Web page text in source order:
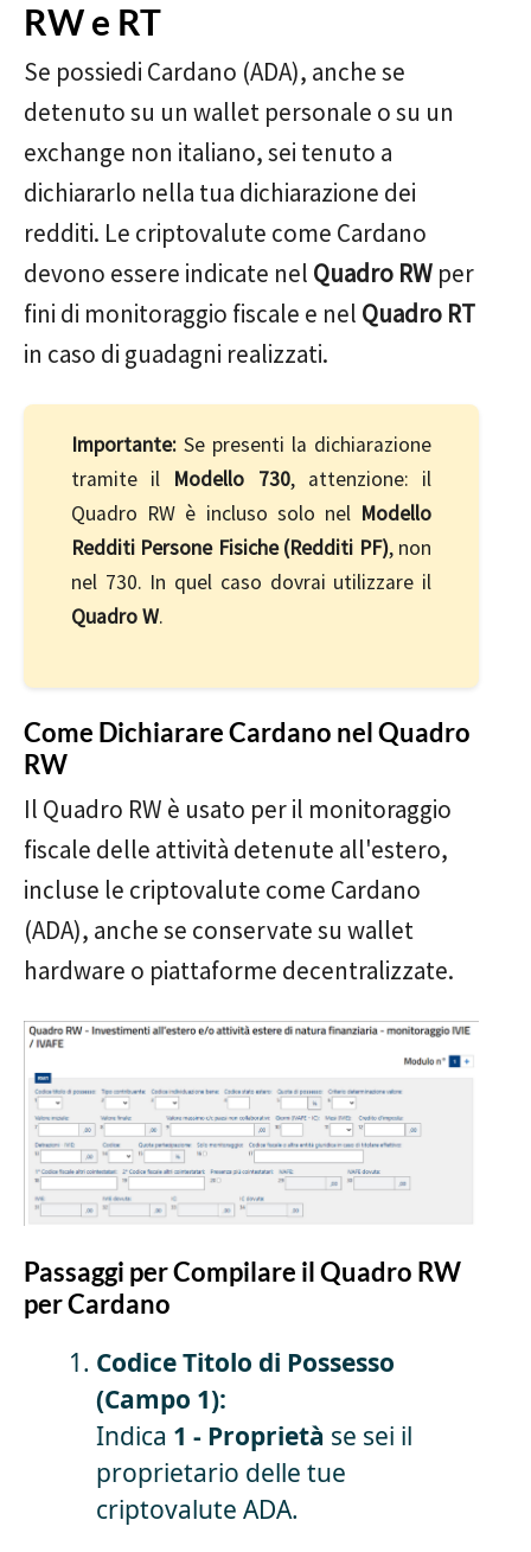
RW e RT
Se possiedi Cardano (ADA), anche se
detenuto su un wallet personale o su un
exchange non italiano, sei tenuto a
dichiararlo nella tua dichiarazione dei
redditi. Le criptovalute come Cardano
devono essere indicate nel Quadro RW per
fini di monitoraggio fiscale e nel Quadro RT
in caso di guadagni realizzati.
Importante: Se presenti la dichiarazione
tramite il Modello 730, attenzione: il
Quadro RW è incluso solo nel Modello
Redditi Persone Fisiche (Redditi PF), non
nel 730. In quel caso dovrai utilizzare il
Quadro W.
Come Dichiarare Cardano nel Quadro
RW
Il Quadro RW è usato per il monitoraggio
fiscale delle attività detenute all'estero,
incluse le criptovalute come Cardano
(ADA), anche se conservate su wallet
hardware o piattaforme decentralizzate.
Passaggi per Compilare il Quadro RW
per Cardano
Codice Titolo di Possesso
(Campo 1):
Indica 1 - Proprietà se sei il
proprietario delle tue
criptovalute ADA.